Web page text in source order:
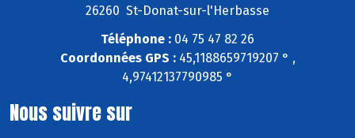
26260 St-Donat-sur-l'Herbasse
Téléphone : 04 75 47 82 26
Coordonnées GPS :45,1188659719207 ° ,
4,97412137790985 °
Nous suivre sur